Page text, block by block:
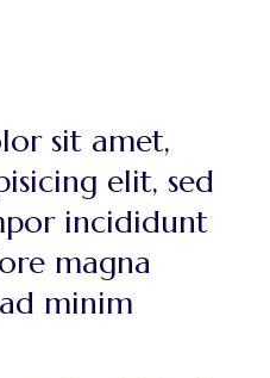
sit amet,
elit, sed
incididunt
magna
minim